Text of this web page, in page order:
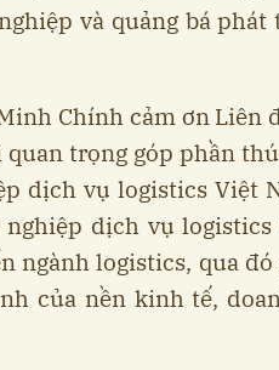
và quảng bá
Chính cảm ơn Liên
trọng góp phần
dịch vụ logistics Việt
nghiệp dịch vụ
ngành logistics, qua
của nền kinh tế,